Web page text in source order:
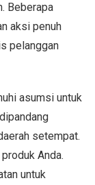
Beberapa
aksi penuh
pelanggan
asumsi untuk
setempat.
Anda.
untuk